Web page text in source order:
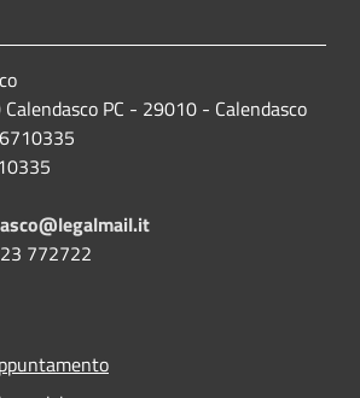
PC - 29010 - Calendasco
772722